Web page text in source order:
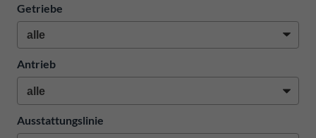
Getriebe
Antrieb
Ausstattungslinie